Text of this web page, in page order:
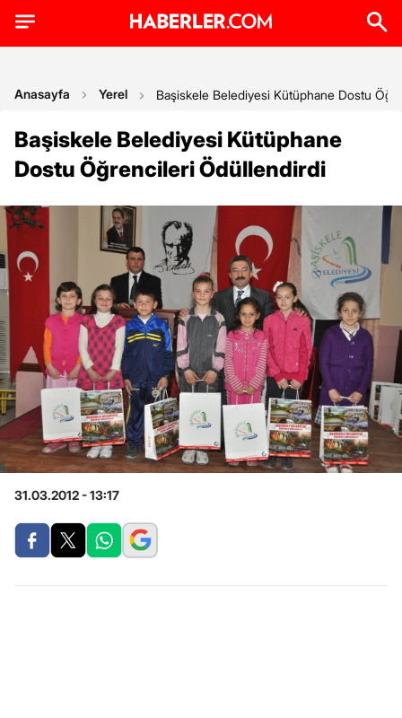
Anasayfa Yerel Başiskele Belediyesi Kütüphane Dostu
Başiskele Belediyesi Kütüphane
Dostu Öğrencileri Ödüllendirdi
31.03.2012 - 13:17